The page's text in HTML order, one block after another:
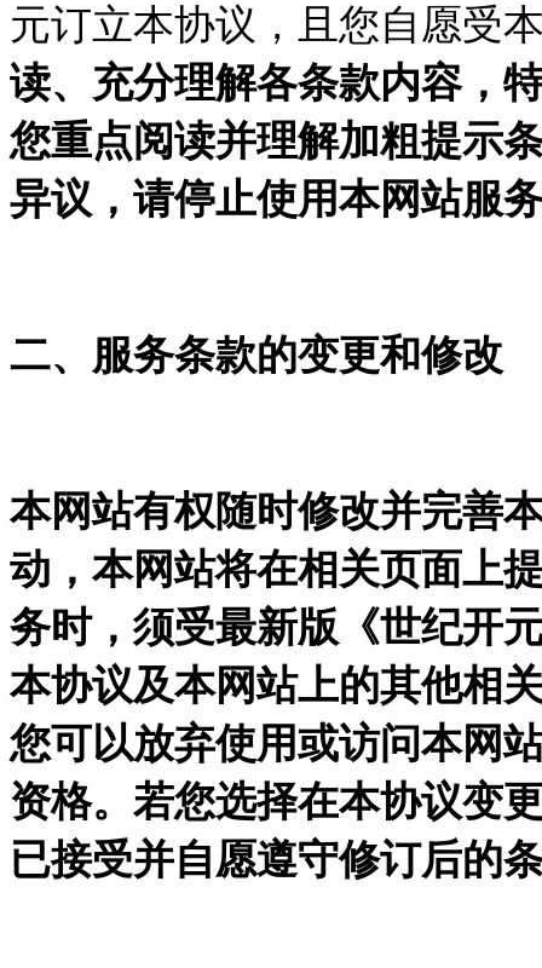
元订立本协议，且您自愿受
读、充分理解各条款内容，
您重点阅读并理解加粗提示
异议，请停止使用本网站服
二、服务条款的变更和修改
本网站有权随时修改并完善
动，本网站将在相关页面上
务时，须受最新版《世纪开
本协议及本网站上的其他相
您可以放弃使用或访问本网
资格。若您选择在本协议变
已接受并自愿遵守修订后的